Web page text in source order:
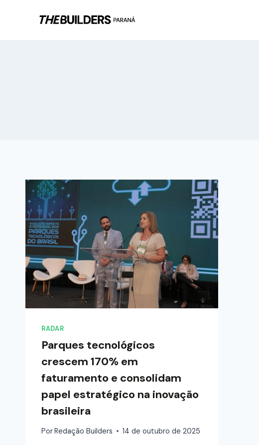
RADAR
Parques tecnológicos
crescem 170% em
faturamento e consolidam
papel estratégico na inovação
brasileira
PorRedação Builders 14 de outubro de 2025